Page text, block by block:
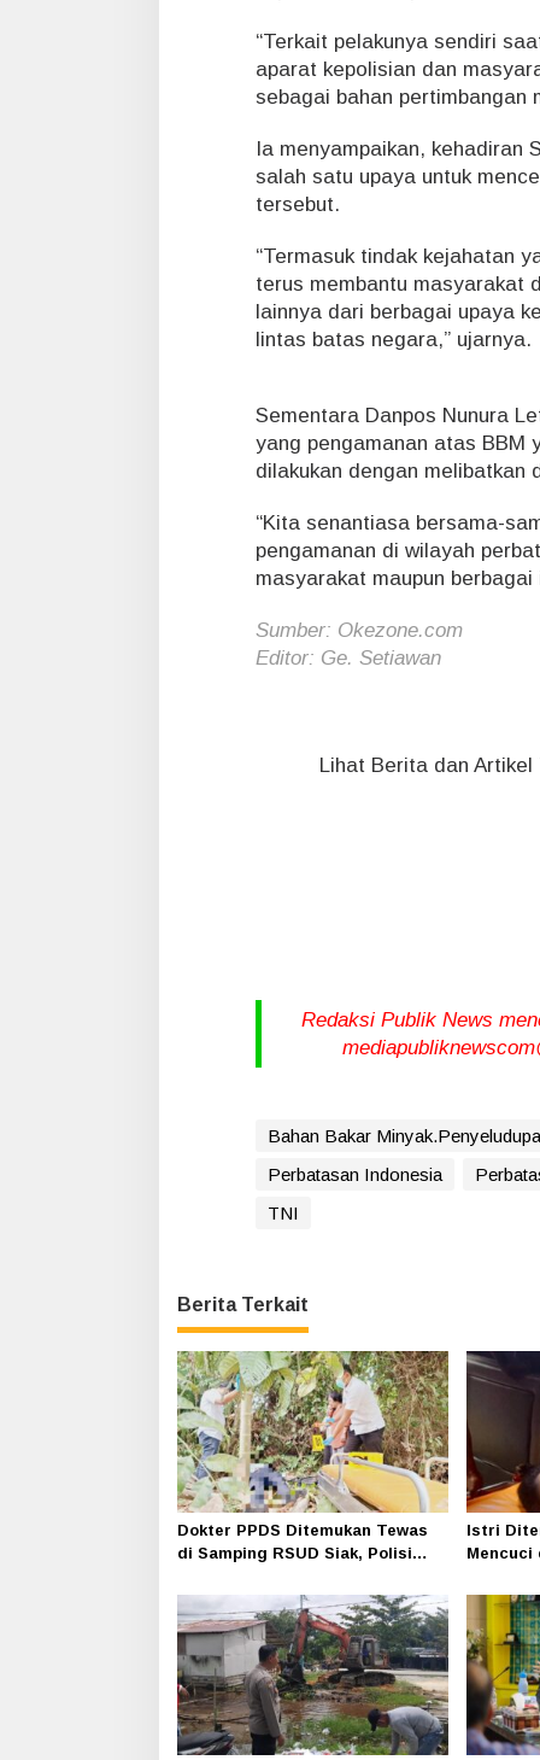
“Terkait pelakunya sendiri
aparat kepolisian dan
sebagai bahan pertimbangan
Ia menyampaikan, kehadiran
salah satu upaya untuk
tersebut.
“Termasuk tindak kejahatan
terus membantu masyarakat
lainnya dari berbagai upaya
lintas batas negara,” ujarnya.
Sementara Danpos Nunura
yang pengamanan atas BBM
dilakukan dengan melibatkan
“Kita senantiasa bersama-
pengamanan di wilayah
masyarakat maupun
Sumber: Okezone.com
Editor: Ge. Setiawan
Lihat Berita dan Artikel
Redaksi Publik News
Bahan Bakar
Perbatasan Indonesia
TNI
Berita Terkait
Dokter PPDS Ditemukan Tewas
di Samping RSUD Siak, Polisi
Istri
Mencuci